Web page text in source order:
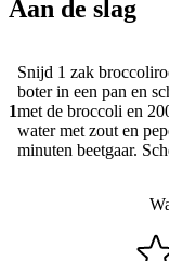
Aan de slag
1
Snijd 1 zak
boter in een pan en
met de broccoli en
water met zout en
minuten beetgaar.